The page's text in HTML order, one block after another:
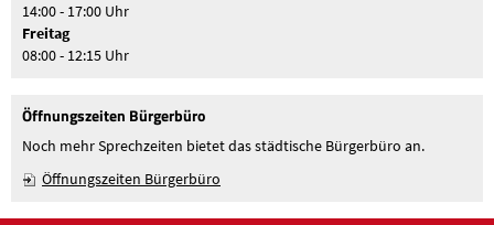
14:00 - 17:00 Uhr
Freitag
08:00 - 12:15 Uhr
Öffnungszeiten Bürgerbüro
Noch mehr Sprechzeiten bietet das städtische Bürgerbüro an.
Öffnungszeiten Bürgerbüro